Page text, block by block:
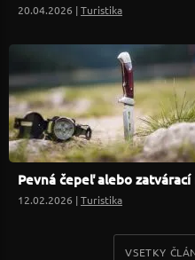
20.04.2026 |Turistika
Pevná čepeľ alebo
12.02.2026 |Turistika
VSETKY